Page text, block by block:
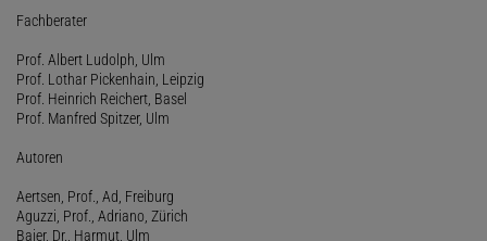
Fachberater
Prof. Albert Ludolph, Ulm
Prof. Lothar Pickenhain, Leipzig
Prof. Heinrich Reichert, Basel
Prof. Manfred Spitzer, Ulm
Autoren
Aertsen, Prof., Ad, Freiburg
Aguzzi, Prof., Adriano, Zürich
Baier, Dr., Harmut, Ulm